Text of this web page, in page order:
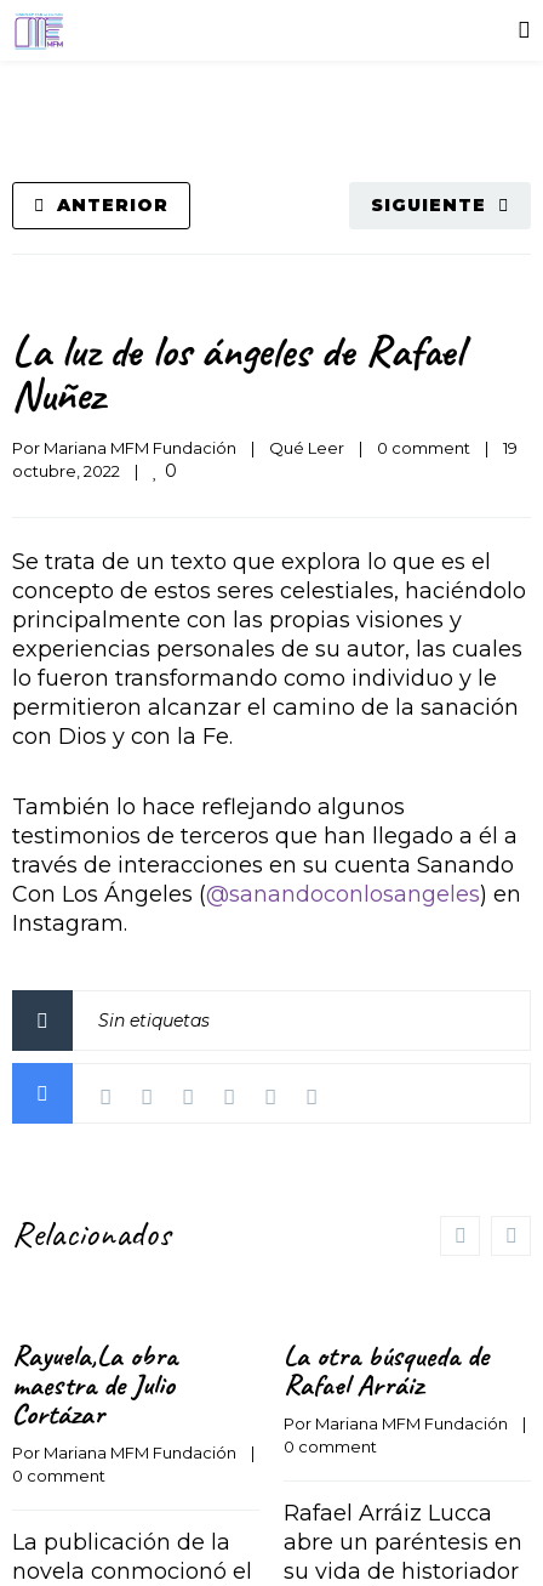
SIGUIENTE
ANTERIOR
La luz de los ángeles de Rafael
Nuñez
Por Mariana MFM Fundación | Qué Leer | 0 comment |
19
octubre, 2022 | 0
Se trata de un texto que explora lo que es el
concepto de estos seres celestiales, haciéndolo
principalmente con las propias visiones y
experiencias personales de su autor, las cuales
lo fueron transformando como individuo y le
permitieron alcanzar el camino de la sanación
con Dios y con la Fe.
También lo hace reflejando algunos
testimonios de terceros que han llegado a él a
través de interacciones en su cuenta Sanando
Con Los Ángeles (@sanandoconlosangeles) en
Instagram.
Sin etiquetas
Relacionados
Rayuela,La obra
maestra de Julio
Cortázar
Por Mariana MFM Fundación
0 comment
La publicación de la
novela conmocionó el
La otra búsqueda de
Rafael Arráiz
Por Mariana MFM Fundación
0 comment
Rafael Arráiz Lucca
abre un paréntesis en
su vida de historiador